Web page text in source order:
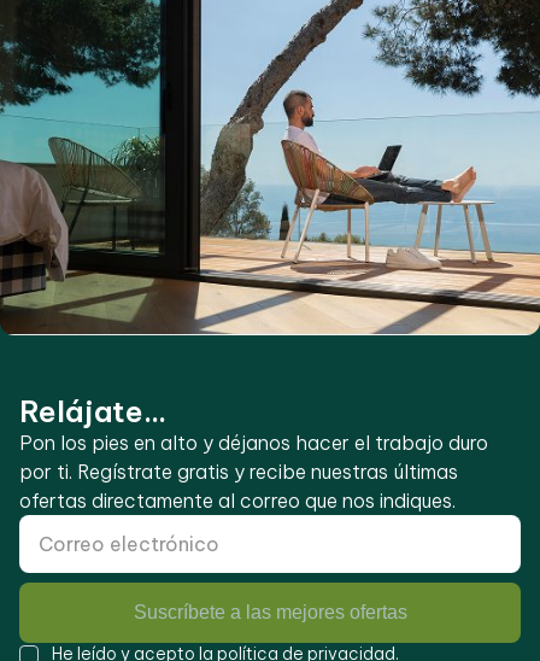
Relájate...
Pon los pies en alto y déjanos hacer el trabajo duro
por ti. Regístrate gratis y recibe nuestras últimas
ofertas directamente al correo que nos indiques.
Suscríbete a las mejores ofertas
He leído y acepto la política de privacidad.